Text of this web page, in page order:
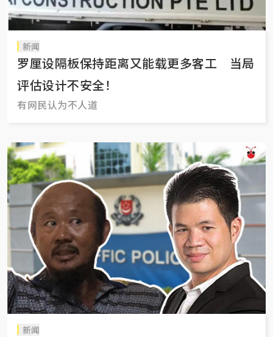
新闻
罗厘设隔板保持距离又能载更多客工 当局
评估设计不安全！
有网民认为不人道
新闻